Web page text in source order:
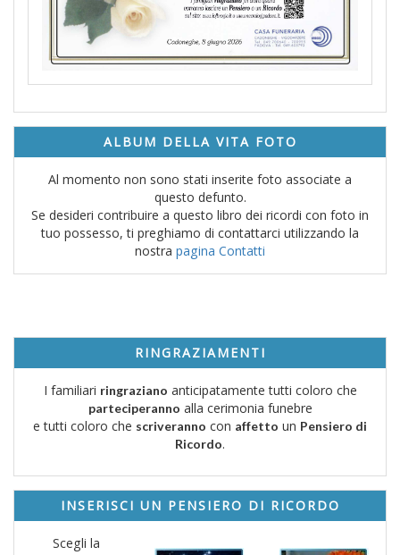
ALBUM DELLA VITA FOTO
Al momento non sono stati inserite foto associate a
questo defunto.
Se desideri contribuire a questo libro dei ricordi con foto in
tuo possesso, ti preghiamo di contattarci utilizzando la
nostra pagina Contatti
RINGRAZIAMENTI
I familiari ringraziano anticipatamente tutti coloro che
parteciperanno alla cerimonia funebre
e tutti coloro che scriveranno con affetto un Pensiero di
Ricordo.
INSERISCI UN PENSIERO DI RICORDO
Scegli la